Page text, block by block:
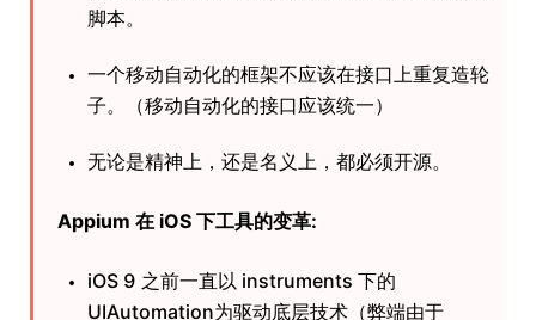
脚本。
一个移动自动化的框架不应该在接口上重复造轮
子。（移动自动化的接口应该统一）
无论是精神上，还是名义上，都必须开源。
Appium 在 iOS 下工具的变革:
iOS 9 之前一直以 instruments 下的
UIAutomation为驱动底层技术（弊端由于